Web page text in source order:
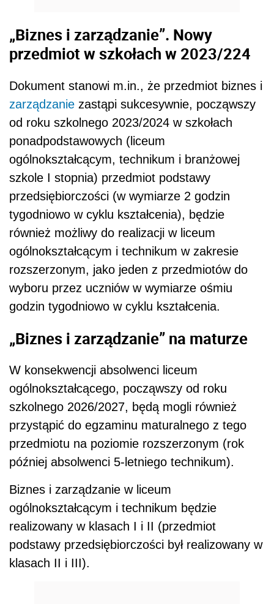
„Biznes i zarządzanie”. Nowy
przedmiot w szkołach w 2023/224
Dokument stanowi m.in., że przedmiot biznes i
zarządzanie zastąpi sukcesywnie, począwszy
od roku szkolnego 2023/2024 w szkołach
ponadpodstawowych (liceum
ogólnokształcącym, technikum i branżowej
szkole I stopnia) przedmiot podstawy
przedsiębiorczości (w wymiarze 2 godzin
tygodniowo w cyklu kształcenia), będzie
również możliwy do realizacji w liceum
ogólnokształcącym i technikum w zakresie
rozszerzonym, jako jeden z przedmiotów do
wyboru przez uczniów w wymiarze ośmiu
godzin tygodniowo w cyklu kształcenia.
„Biznes i zarządzanie” na maturze
W konsekwencji absolwenci liceum
ogólnokształcącego, począwszy od roku
szkolnego 2026/2027, będą mogli również
przystąpić do egzaminu maturalnego z tego
przedmiotu na poziomie rozszerzonym (rok
później absolwenci 5-letniego technikum).
Biznes i zarządzanie w liceum
ogólnokształcącym i technikum będzie
realizowany w klasach I i II (przedmiot
podstawy przedsiębiorczości był realizowany w
klasach II i III).